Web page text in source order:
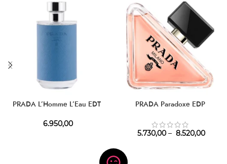
PRADA L’Homme L’Eau EDT
6.950,00
PRADA Paradoxe EDP
5.730,00 – 8.520,00